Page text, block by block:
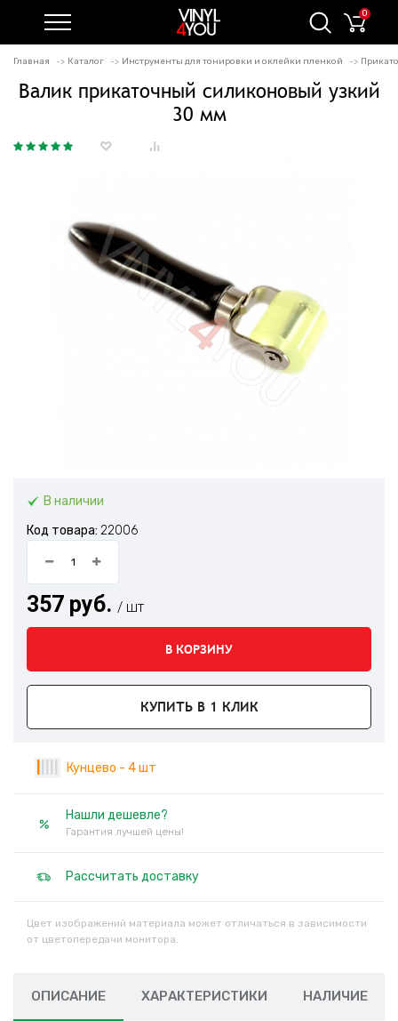
0
Главная Каталог Инструменты для тонировки и оклейки пленкой
Валик прикаточный силиконовый узкий
30 мм
В наличии
Код товара: 22006
357 руб. / шт
В КОРЗИНУ
КУПИТЬ В 1 КЛИК
Кунцево - 4 шт
Нашли дешевле?
Гарантия лучшей цены!
Рассчитать доставку
Цвет изображений материала может отличаться в зависимости
от цветопередачи монитора.
ОПИСАНИЕ ХАРАКТЕРИСТИКИ НАЛИЧИЕ